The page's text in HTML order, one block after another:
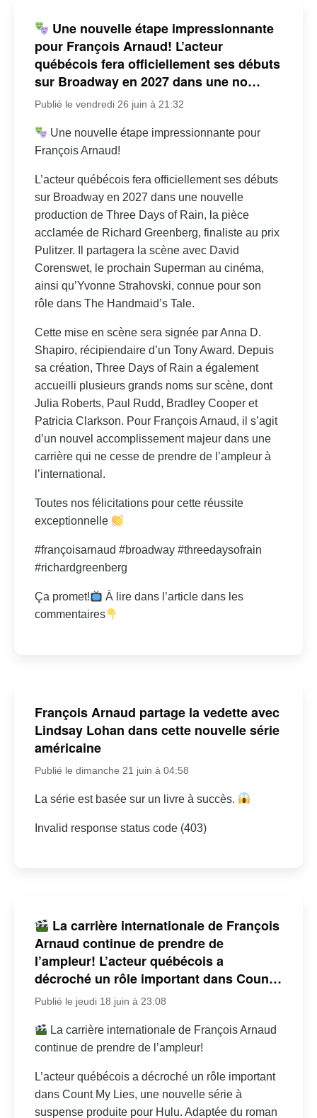
Une nouvelle étape impressionnante
pour François Arnaud! L’acteur
québécois fera officiellement ses débuts
sur Broadway en 2027 dans une no…
Publié le vendredi 26 juin à 21:32
Une nouvelle étape impressionnante pour
François Arnaud!
L’acteur québécois fera officiellement ses débuts
sur Broadway en 2027 dans une nouvelle
production de Three Days of Rain, la pièce
acclamée de Richard Greenberg, finaliste au prix
Pulitzer. Il partagera la scène avec David
Corenswet, le prochain Superman au cinéma,
ainsi qu’Yvonne Strahovski, connue pour son
rôle dans The Handmaid’s Tale.
Cette mise en scène sera signée par Anna D.
Shapiro, récipiendaire d’un Tony Award. Depuis
sa création, Three Days of Rain a également
accueilli plusieurs grands noms sur scène, dont
Julia Roberts, Paul Rudd, Bradley Cooper et
Patricia Clarkson. Pour François Arnaud, il s’agit
d’un nouvel accomplissement majeur dans une
carrière qui ne cesse de prendre de l’ampleur à
l’international.
Toutes nos félicitations pour cette réussite
exceptionnelle
#françoisarnaud #broadway #threedaysofrain
#richardgreenberg
Ça promet!
À lire dans l’article dans les
commentaires
François Arnaud partage la vedette avec
Lindsay Lohan dans cette nouvelle série
américaine
Publié le dimanche 21 juin à 04:58
La série est basée sur un livre à succès.
Invalid response status code (403)
La carrière internationale de François
Arnaud continue de prendre de
l’ampleur! L’acteur québécois a
décroché un rôle important dans Coun…
Publié le jeudi 18 juin à 23:08
La carrière internationale de François Arnaud
continue de prendre de l’ampleur!
L’acteur québécois a décroché un rôle important
dans Count My Lies, une nouvelle série à
suspense produite pour Hulu. Adaptée du roman